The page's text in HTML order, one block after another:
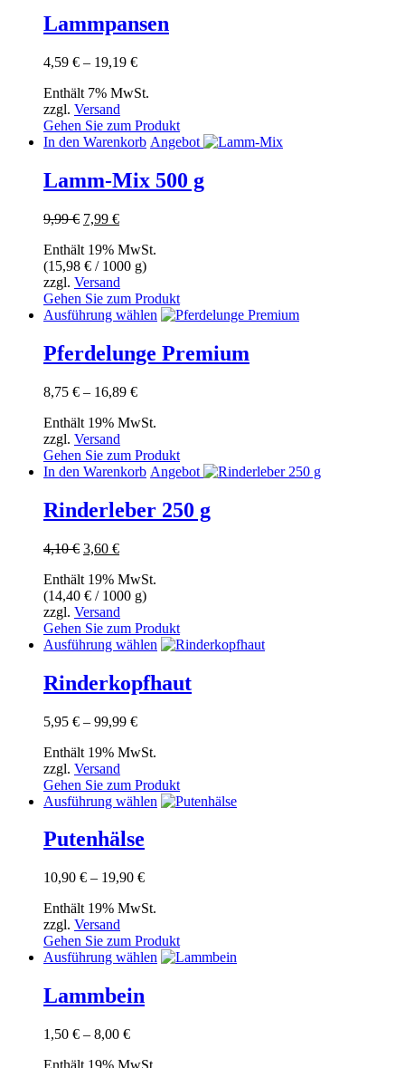
gewählt
weist
mehrere
auf
der
gewählt
werden
Lammpansen
4,59 € – 19,19 €Preisspanne:
bis
Enthält 7% MwSt.
zzgl. Versand
Gehen Sie zum Produkt
In den Warenkorb Angebot
Lamm-Mix 500 g
9,99€ Ursprünglicher
war:
9,99 €
7,99 €Aktueller
ist:
7,99 €.
Enthält 19% MwSt.
(15,98 € / 1000 g)
zzgl. Versand
Gehen Sie zum Produkt
Ausführung wählen Dieses
weist
mehrere
auf
der
gewählt
werden
Pferdelunge Premium
8,75 € – 16,89 €Preisspanne:
bis
Enthält 19% MwSt.
zzgl. Versand
Gehen Sie zum Produkt
In den Warenkorb Angebot
Rinderleber 250 g
4,10€ Ursprünglicher
war:
4,10 €
3,60 €Aktueller
ist:
3,60 €.
Enthält 19% MwSt.
(14,40 € / 1000 g)
zzgl. Versand
Gehen Sie zum Produkt
Ausführung wählen Dieses
weist
mehrere
auf
der
Rinderkopfhaut
5,95 € – 99,99 €Preisspanne:
bis
Enthält 19% MwSt.
zzgl. Versand
Gehen Sie zum Produkt
Ausführung wählen Dieses
auf
der
Putenhälse
10,90 € – 19,90 €Preisspanne:
bis
Enthält 19% MwSt.
zzgl. Versand
Gehen Sie zum Produkt
Ausführung wählen Dieses
Lammbein
1,50 € – 8,00 €Preisspanne: